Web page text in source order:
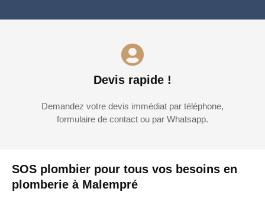
SOS plombier pour tous vos besoins en
plomberie à Malempré
Devis rapide !
Demandez votre devis immédiat par téléphone,
formulaire de contact ou par Whatsapp.